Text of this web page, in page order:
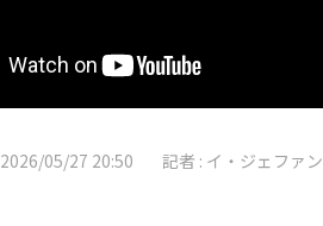
2026/05/27 20:50 記者 : イ・ジェファン